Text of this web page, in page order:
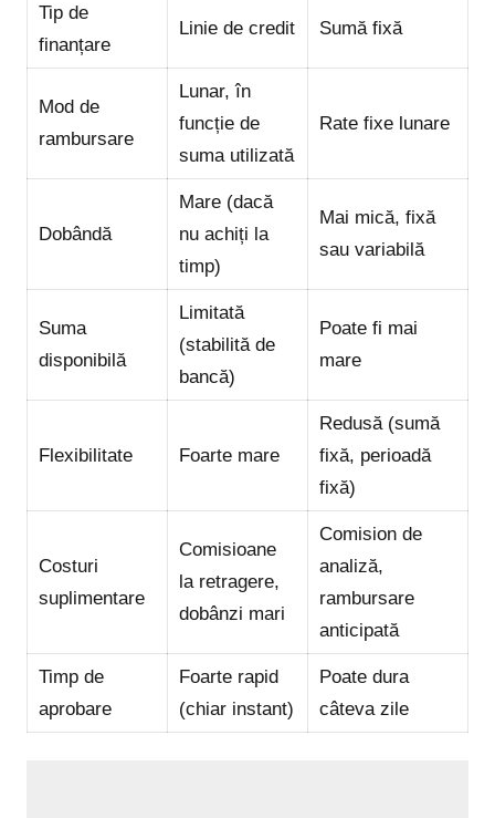
Tip de
finanțare
Linie de credit Sumă fixă
Mod de
rambursare
Lunar, în
funcție de
suma utilizată
Rate fixe lunare
Dobândă
Mare (dacă
nu achiți la
timp)
Mai mică, fixă
sau variabilă
Suma
disponibilă
Limitată
(stabilită de
bancă)
Poate fi mai
mare
Flexibilitate Foarte mare
Redusă (sumă
fixă, perioadă
fixă)
Costuri
suplimentare
Comisioane
la retragere,
dobânzi mari
Comision de
analiză,
rambursare
anticipată
Timp de
aprobare
Foarte rapid
(chiar instant)
Poate dura
câteva zile